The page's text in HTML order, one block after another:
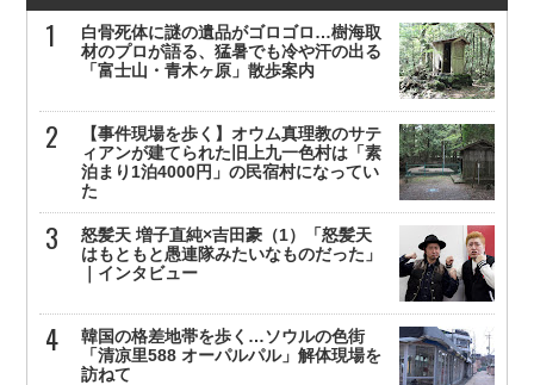
白骨死体に謎の遺品がゴロゴロ…樹海取
材のプロが語る、猛暑でも冷や汗の出る
「富士山・青木ヶ原」散歩案内
【事件現場を歩く】オウム真理教のサテ
ィアンが建てられた旧上九一色村は「素
泊まり1泊4000円」の民宿村になってい
た
怒髪天 増子直純×吉田豪（1）「怒髪天
はもともと愚連隊みたいなものだった」
｜インタビュー
韓国の格差地帯を歩く…ソウルの色街
「清凉里588 オーパルパル」解体現場を
訪ねて